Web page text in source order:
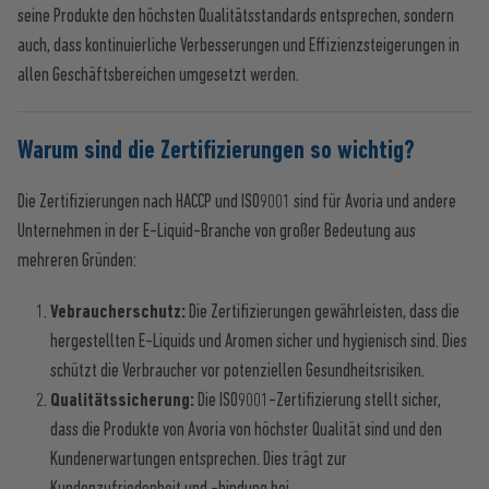
seine Produkte den höchsten Qualitätsstandards entsprechen, sondern
auch, dass kontinuierliche Verbesserungen und Effizienzsteigerungen in
allen Geschäftsbereichen umgesetzt werden.
Warum sind die Zertifizierungen so wichtig?
Die Zertifizierungen nach HACCP und ISO9001 sind für Avoria und andere
Unternehmen in der E-Liquid-Branche von großer Bedeutung aus
mehreren Gründen:
Vebraucherschutz: Die Zertifizierungen gewährleisten, dass die
hergestellten E-Liquids und Aromen sicher und hygienisch sind. Dies
schützt die Verbraucher vor potenziellen Gesundheitsrisiken.
Qualitätssicherung: Die ISO9001-Zertifizierung stellt sicher,
dass die Produkte von Avoria von höchster Qualität sind und den
Kundenerwartungen entsprechen. Dies trägt zur